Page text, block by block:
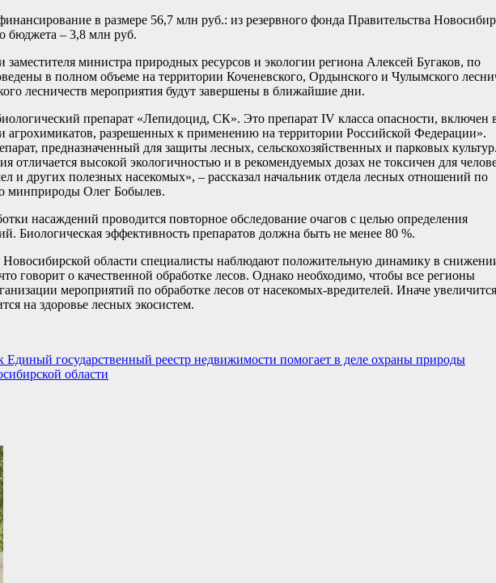
в размере 56,7 млн руб.: из резервного фонда Правительства
бюджета – 3,8 млн руб.
министра природных ресурсов и экологии региона Алексей Бугаков, по
в полном объеме на территории Коченевского, Ордынского и Чулымского
лесничеств мероприятия будут завершены в ближайшие дни.
препарат «Лепидоцид, СК». Это препарат IV класса опасности, включен
агрохимикатов, разрешенных к применению на территории Российской Федерации».
предназначенный для защиты лесных, сельскохозяйственных и парковых
отличается высокой экологичностью и в рекомендуемых дозах не токсичен для
и других полезных насекомых», – рассказал начальник отдела лесных отношений по
минприроды Олег Бобылев.
насаждений проводится повторное обследование очагов с целью определения
Биологическая эффективность препаратов должна быть не менее 80 %.
области специалисты наблюдают положительную динамику в
говорит о качественной обработке лесов. Однако необходимо, чтобы все регионы
мероприятий по обработке лесов от насекомых-вредителей. Иначе
на здоровье лесных экосистем.
Единый государственный реестр недвижимости помогает в деле охраны природы
области